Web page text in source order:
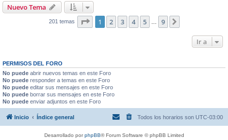
Nuevo Tema
201 temas Página de
1 2 3 4 5 9
Ir a
PERMISOS DEL FORO
No puede abrir nuevos temas en este Foro
No puede responder a temas en este Foro
No puede editar sus mensajes en este Foro
No puede borrar sus mensajes en este Foro
No puede enviar adjuntos en este Foro
Inicio Índice general Todos los horarios son UTC-03:00
Desarrollado porphpBB® Forum Software © phpBB Limited